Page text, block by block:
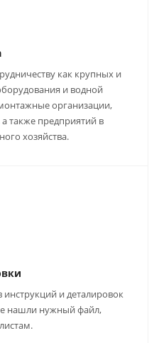
как крупных и
и водной
организации,
также предприятий в
хозяйства.
инструкций и деталировок
нашли нужный файл,